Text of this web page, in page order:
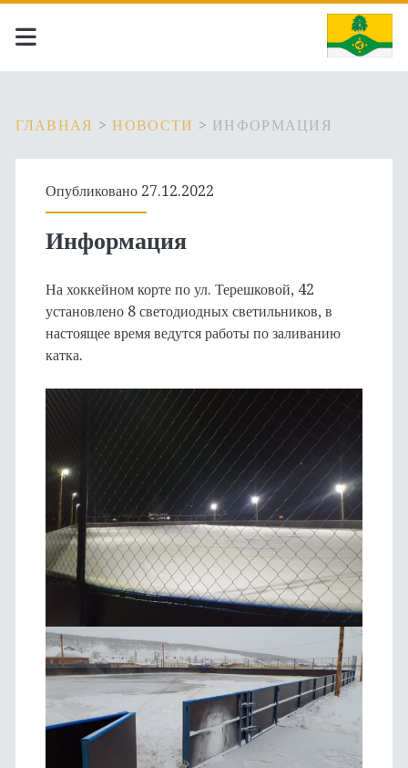
ГЛАВНАЯ >НОВОСТИ > ИНФОРМАЦИЯ
Опубликовано 27.12.2022
Информация
На хоккейном корте по ул. Терешковой, 42
установлено 8 светодиодных светильников, в
настоящее время ведутся работы по заливанию
катка.